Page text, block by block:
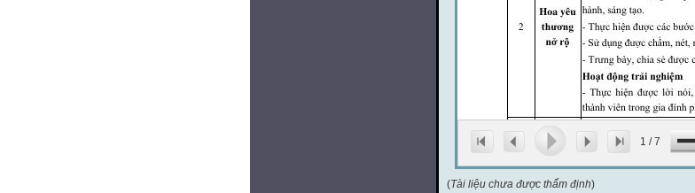
1 /7
(Tài liệu chưa được thẩm định)